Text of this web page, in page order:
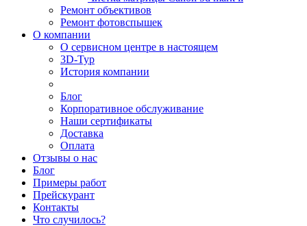
Ремонт объективов
Ремонт фотовспышек
О компании
О сервисном центре в настоящем
3D-Тур
История компании
Блог
Корпоративное обслуживание
Наши сертификаты
Доставка
Оплата
Отзывы о нас
Блог
Примеры работ
Прейскурант
Контакты
Что случилось?